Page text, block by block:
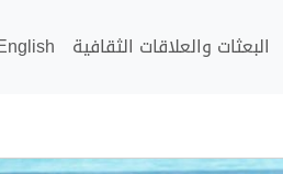
البعثات والعلاقات الثقافية